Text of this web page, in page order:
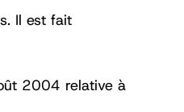
Il est fait
2004 relative à